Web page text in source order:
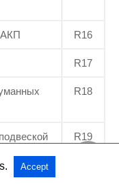
R16
R17
R18
R19
Accept